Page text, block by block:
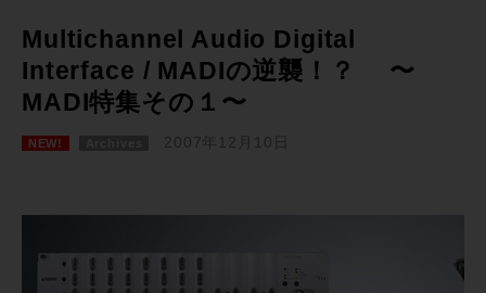
Multichannel Audio Digital
Interface / MADIの逆襲！？ 〜
MADI特集その１〜
NEW! 2007年12月10日